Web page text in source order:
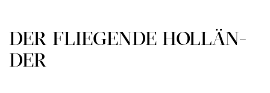
DER FLIE­GEN­DE HOL­LÄN­
DER